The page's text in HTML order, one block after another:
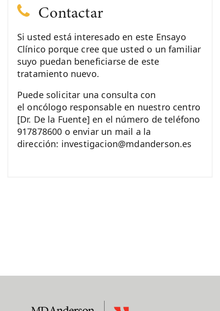
Contactar
Si usted está interesado en este Ensayo
Clínico porque cree que usted o un familiar
suyo puedan beneficiarse de este
tratamiento nuevo.
Puede solicitar una consulta con
el oncólogo responsable en nuestro centro
[Dr. De la Fuente] en el número de teléfono
917878600 o enviar un mail a la
dirección: investigacion@mdanderson.es